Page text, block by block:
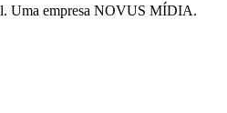
Uma empresa NOVUS MÍDIA.